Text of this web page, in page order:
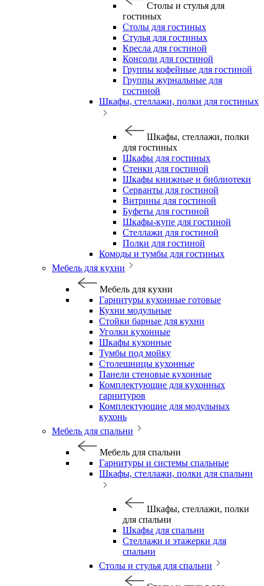
Столы и стулья для
гостиных
Столы для гостиных
Стулья для гостиных
Кресла для гостиной
Консоли для гостиной
Группы кофейные для гостиной
Группы журнальные для
гостиной
Шкафы, стеллажи, полки для гостиных
Шкафы, стеллажи, полки
для гостиных
Шкафы для гостиных
Стенки для гостиной
Шкафы книжные и библиотеки
Серванты для гостиной
Витрины для гостиной
Буфеты для гостиной
Шкафы-купе для гостиной
Стеллажи для гостиной
Полки для гостиной
Комоды и тумбы для гостиных
Мебель для кухни
Мебель для кухни
Гарнитуры кухонные готовые
Кухни модульные
Стойки барные для кухни
Уголки кухонные
Шкафы кухонные
Тумбы под мойку
Столешницы кухонные
Панели стеновые кухонные
Комплектующие для кухонных
гарнитуров
Комплектующие для модульных
кухонь
Мебель для спальни
Мебель для спальни
Гарнитуры и системы спальные
Шкафы, стеллажи, полки для спальни
Шкафы, стеллажи, полки
для спальни
Шкафы для спальни
Стеллажи и этажерки для
спальни
Столы и стулья для спальни